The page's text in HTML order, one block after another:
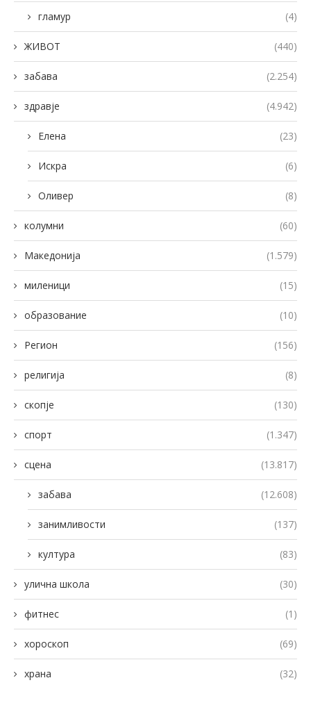
гламур (4)
ЖИВОТ (440)
забава (2.254)
здравје (4.942)
Елена (23)
Искра (6)
Оливер (8)
колумни (60)
Македонија (1.579)
миленици (15)
образование (10)
Регион (156)
религија (8)
скопје (130)
спорт (1.347)
сцена (13.817)
забава (12.608)
занимливости (137)
култура (83)
улична школа (30)
фитнес (1)
хороскоп (69)
храна (32)